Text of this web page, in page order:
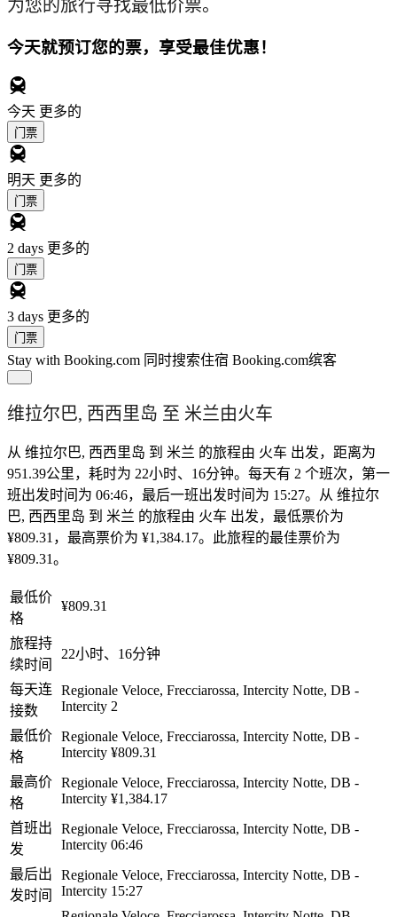
为您的旅行寻找最低价票。
今天就预订您的票，享受最佳优惠！
今天 更多的
门票
明天 更多的
门票
2 days 更多的
门票
3 days 更多的
门票
Stay with Booking.com 同时搜索住宿 Booking.com缤客
维拉尔巴, 西西里岛 至 米兰由火车
从 维拉尔巴, 西西里岛 到 米兰 的旅程由 火车 出发，距离为
951.39公里，耗时为 22小时、16分钟。每天有 2 个班次，第一
班出发时间为 06:46，最后一班出发时间为 15:27。从 维拉尔
巴, 西西里岛 到 米兰 的旅程由 火车 出发，最低票价为
¥809.31，最高票价为 ¥1,384.17。此旅程的最佳票价为
¥809.31。
最低价
格
¥809.31
旅程持
续时间
22小时、16分钟
每天连
接数
Regionale Veloce, Frecciarossa, Intercity Notte, DB -
Intercity 2
最低价
格
Regionale Veloce, Frecciarossa, Intercity Notte, DB -
Intercity ¥809.31
最高价
格
Regionale Veloce, Frecciarossa, Intercity Notte, DB -
Intercity ¥1,384.17
首班出
发
Regionale Veloce, Frecciarossa, Intercity Notte, DB -
Intercity 06:46
最后出
发时间
Regionale Veloce, Frecciarossa, Intercity Notte, DB -
Intercity 15:27